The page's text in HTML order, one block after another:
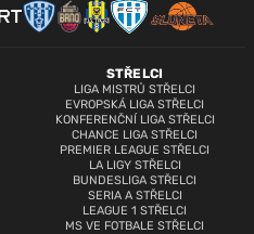
STŘELCI
LIGA MISTRŮ STŘELCI
EVROPSKÁ LIGA STŘELCI
KONFERENČNÍ LIGA STŘELCI
CHANCE LIGA STŘELCI
PREMIER LEAGUE STŘELCI
LA LIGY STŘELCI
BUNDESLIGA STŘELCI
SERIA A STŘELCI
LEAGUE 1 STŘELCI
MS VE FOTBALE STŘELCI